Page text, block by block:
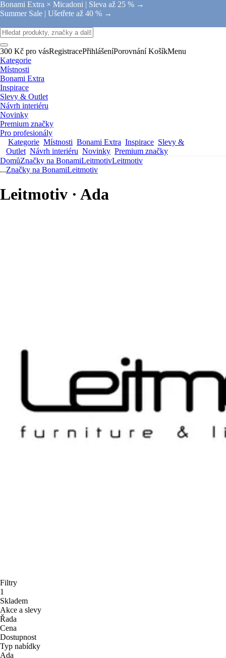
Bonami Extra × Micadoni | Sleva až 25 % →
Summer Sale | Ušetřete až 40 % →
300 Kč pro vásRegistracePřihlášeníPorovnání KošíkMenu
Kategorie
Místnosti
Bonami Extra
Inspirace
Slevy & Outlet
Návrh interiéru
Novinky
Premium značky
Pro profesionály
Kategorie Místnosti Bonami Extra Inspirace Slevy &
Outlet Návrh interiéru Novinky Premium značky
DomůZnačky na BonamiLeitmotivLeitmotiv
...Značky na BonamiLeitmotiv
Leitmotiv · Ada
Filtry
1
Skladem
Akce a slevy
Řada
Cena
Dostupnost
Typ nabídky
Ada